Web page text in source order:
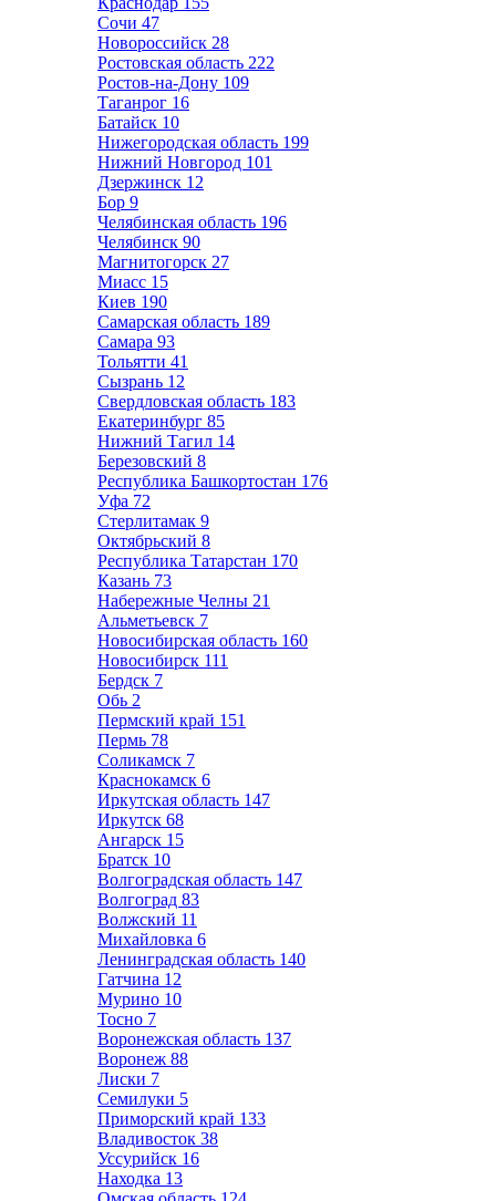
Сочи 47
Новороссийск 28
Ростовская область 222
Ростов-на-Дону 109
Таганрог 16
Батайск 10
Нижегородская область 199
Нижний Новгород 101
Дзержинск 12
Бор 9
Челябинская область 196
Челябинск 90
Магнитогорск 27
Миасс 15
Киев 190
Самарская область 189
Самара 93
Тольятти 41
Сызрань 12
Свердловская область 183
Екатеринбург 85
Нижний Тагил 14
Березовский 8
Республика Башкортостан 176
Уфа 72
Стерлитамак 9
Октябрьский 8
Республика Татарстан 170
Казань 73
Набережные Челны 21
Альметьевск 7
Новосибирская область 160
Новосибирск 111
Бердск 7
Обь 2
Пермский край 151
Пермь 78
Соликамск 7
Краснокамск 6
Иркутская область 147
Иркутск 68
Ангарск 15
Братск 10
Волгоградская область 147
Волгоград 83
Волжский 11
Михайловка 6
Ленинградская область 140
Гатчина 12
Мурино 10
Тосно 7
Воронежская область 137
Воронеж 88
Лиски 7
Семилуки 5
Приморский край 133
Владивосток 38
Уссурийск 16
Находка 13